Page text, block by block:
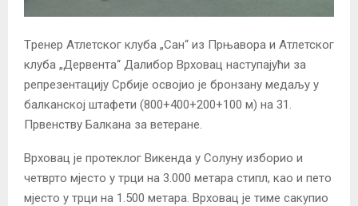
Tренер Атлетског клуба „Сан“ из Прњавора и Атлетског
клуба „Дервента“ Далибор Врховац наступајући за
репрезентацију Србије освојио је бронзану медаљу у
балканској штафети (800+400+200+100 м) на 31.
Првенству Балкана за ветеране.
Врховац је протеклог Викенда у Солуну изборио и
четврто мјесто у трци на 3.000 метара стипл, као и пето
мјесто у трци на 1.500 метара. Врховац је тиме сакупио